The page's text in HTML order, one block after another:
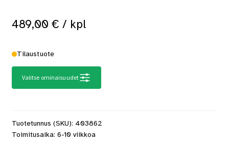
489,00 € / kpl
Tilaustuote
Valitse ominaisuudet
Tuotetunnus (SKU): 403862
Toimitusaika: 6-10 viikkoa